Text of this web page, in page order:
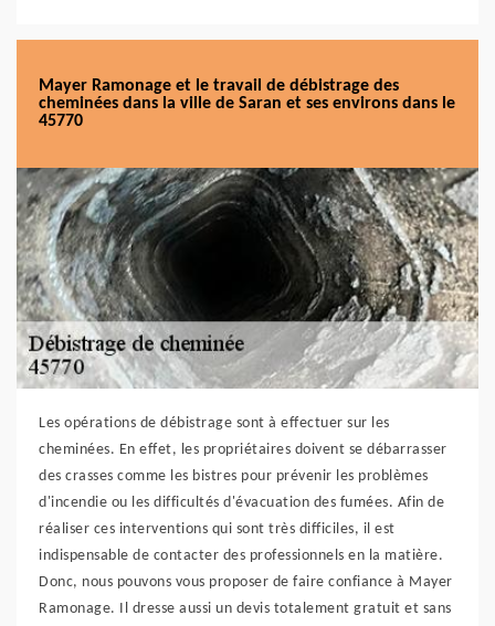
Mayer Ramonage et le travail de débistrage des
cheminées dans la ville de Saran et ses environs dans le
45770
Les opérations de débistrage sont à effectuer sur les
cheminées. En effet, les propriétaires doivent se débarrasser
des crasses comme les bistres pour prévenir les problèmes
d'incendie ou les difficultés d'évacuation des fumées. Afin de
réaliser ces interventions qui sont très difficiles, il est
indispensable de contacter des professionnels en la matière.
Donc, nous pouvons vous proposer de faire confiance à Mayer
Ramonage. Il dresse aussi un devis totalement gratuit et sans